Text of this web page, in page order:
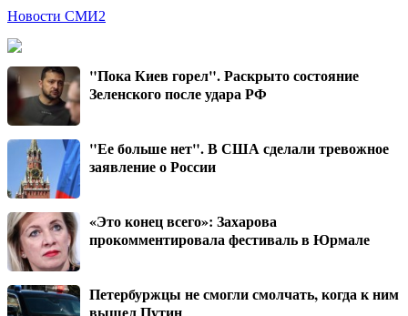
Новости СМИ2
"Пока Киев горел". Раскрыто состояние
Зеленского после удара РФ
"Ее больше нет". В США сделали тревожное
заявление о России
«Это конец всего»: Захарова
прокомментировала фестиваль в Юрмале
Петербуржцы не смогли смолчать, когда к ним